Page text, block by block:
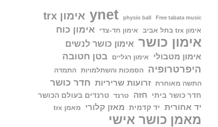
Free tabata music
physio ball
ynet אימון trx
אימון trx בתל אביב אימון חד-צדי אימון כוח
אימון כושר אימון כושר לנשים
אימון מטבולי אימון רגליים
בטן חטובה
היפרטרופיה
הסמכות והשתלמויות
התמדה
התשה מאוחרת
זרועות שריריות חדר כושר
חדר כושר ביתי חזה טרנד טרנדים בעולם הכושר
יד אחורית יד קדמית מאזן קלורי מאמן trx
מאמן כושר אישי